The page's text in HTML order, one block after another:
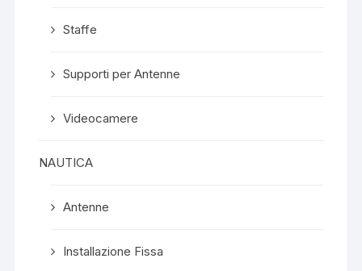
Staffe
Supporti per Antenne
Videocamere
NAUTICA
Antenne
Installazione Fissa